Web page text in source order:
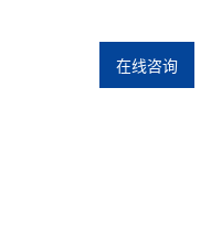
在线咨询